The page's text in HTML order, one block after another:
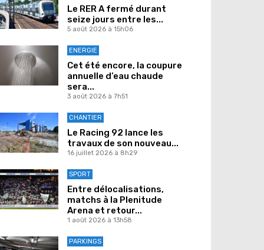
Le RER A fermé durant
seize jours entre les...
5 août 2026 à 15h06
ENERGIE
Cet été encore, la coupure
annuelle d’eau chaude
sera...
3 août 2026 à 7h51
CHANTIER
Le Racing 92 lance les
travaux de son nouveau...
16 juillet 2026 à 8h29
SPORT
Entre délocalisations,
matchs à la Plenitude
Arena et retour...
1 août 2026 à 13h58
PARKINGS